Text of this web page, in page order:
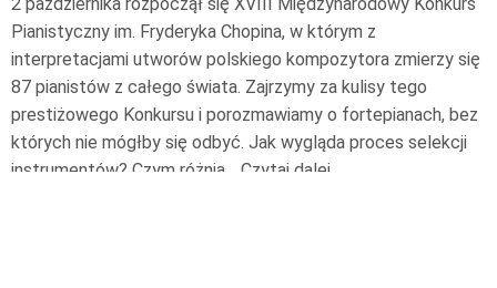
Pianistyczny im. Fryderyka Chopina, w którym z
interpretacjami utworów polskiego kompozytora zmierzy się
87 pianistów z całego świata. Zajrzymy za kulisy tego
prestiżowego Konkursu i porozmawiamy o fortepianach, bez
których nie mógłby się odbyć. Jak wygląda proces selekcji
instrumentów? Czym różnią… Czytaj dalej